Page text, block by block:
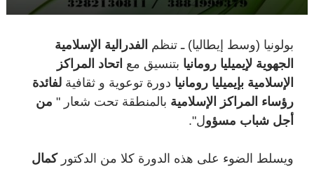
بولونيا (وسط إيطاليا) ـ تنظم الفدرالية الإسلامية
الجهوية لإيميليا رومانيا بتنسيق مع اتحاد المراكز
الإسلامية بإيميليا رومانيا دورة توعوية و ثقافية لفائدة
رؤساء المراكز الإسلامية بالمنطقة تحت شعار " من
أجل شباب مسؤول".
ويسلط الضوء على هذه الدورة كلا من الدكتوركمال